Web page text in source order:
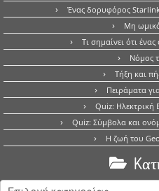
Ένας δορυφόρος Starlink
Μη
Τι σημαίνει ότι
Νόμος
Τήξη και
Πειράματα
Quiz: Ηλεκτρική
Quiz: Σύμβολα και
Η ζωή του
Kατηγορίες